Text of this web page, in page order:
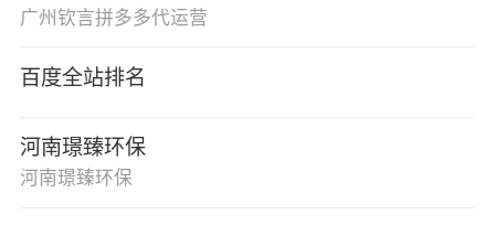
广州钦言拼多多代运营
百度全站排名
河南璟臻环保
河南璟臻环保